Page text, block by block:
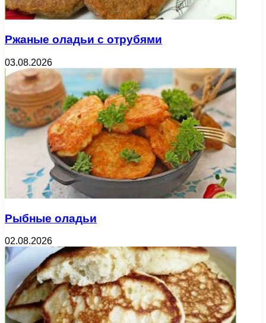
Ржаные оладьи с отрубями
03.08.2026
Рыбные оладьи
02.08.2026